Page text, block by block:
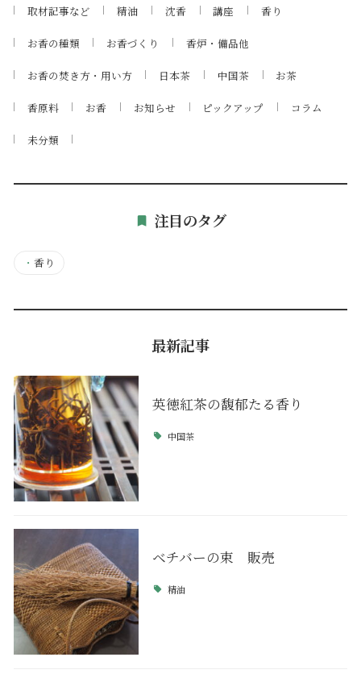
取材記事など 精油 沈香 講座 香り
お香の種類 お香づくり 香炉・備品他
お香の焚き方・用い方 日本茶 中国茶 お茶
香原料 お香 お知らせ ピックアップ コラム
未分類
注目のタグ
・ 香り
最新記事
英徳紅茶の馥郁たる香り
中国茶
ベチバーの束 販売
精油